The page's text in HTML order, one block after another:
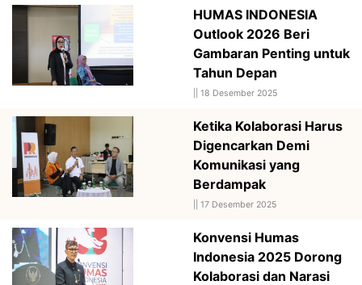
HUMAS INDONESIA
Outlook 2026 Beri
Gambaran Penting untuk
Tahun Depan
18 Desember 2025
Ketika Kolaborasi Harus
Digencarkan Demi
Komunikasi yang
Berdampak
17 Desember 2025
Konvensi Humas
Indonesia 2025 Dorong
Kolaborasi dan Narasi